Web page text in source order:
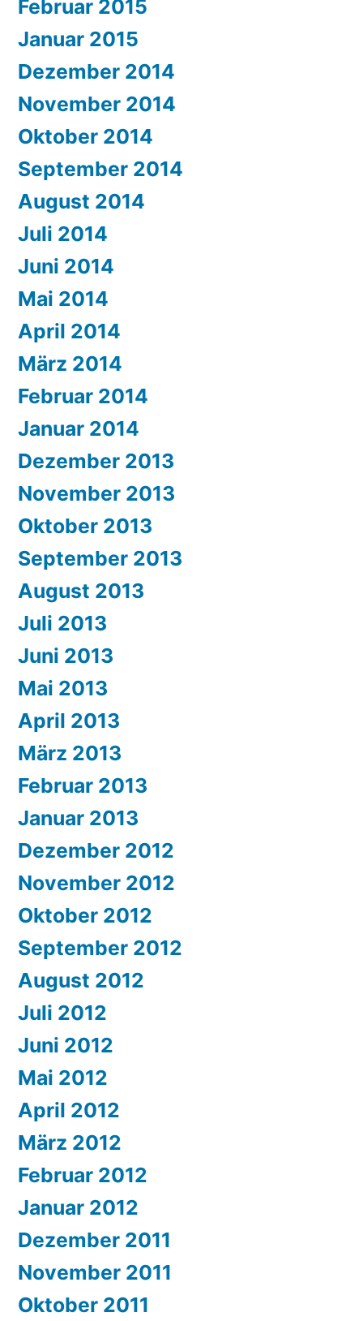
Februar 2015
Januar 2015
Dezember 2014
November 2014
Oktober 2014
September 2014
August 2014
Juli 2014
Juni 2014
Mai 2014
April 2014
März 2014
Februar 2014
Januar 2014
Dezember 2013
November 2013
Oktober 2013
September 2013
August 2013
Juli 2013
Juni 2013
Mai 2013
April 2013
März 2013
Februar 2013
Januar 2013
Dezember 2012
November 2012
Oktober 2012
September 2012
August 2012
Juli 2012
Juni 2012
Mai 2012
April 2012
März 2012
Februar 2012
Januar 2012
Dezember 2011
November 2011
Oktober 2011